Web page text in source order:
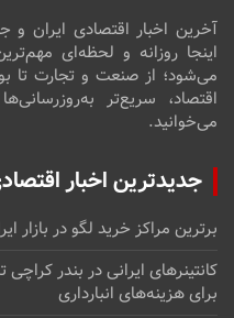
آخرین اخبار اقتصادی ایران و
اینجا روزانه و لحظه‌ای
می‌شود؛ از صنعت و تجارت تا
اقتصاد، سریع‌تر
می‌خوانید.
جدیدترین اخبار
برترین مراکز خرید لگو در بازار
برای هزینه‌های انبارداری